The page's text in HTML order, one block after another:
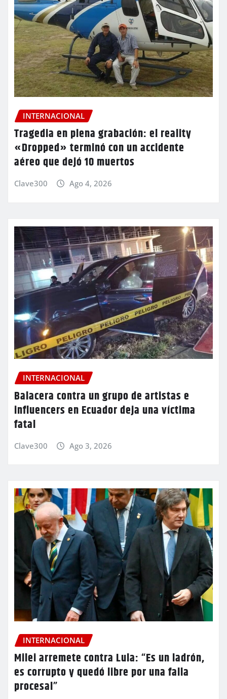
INTERNACIONAL
Tragedia en plena grabación: el reality
«Dropped» terminó con un accidente
aéreo que dejó 10 muertos
Clave300 Ago 4, 2026
INTERNACIONAL
Balacera contra un grupo de artistas e
influencers en Ecuador deja una víctima
fatal
Clave300 Ago 3, 2026
INTERNACIONAL
Milei arremete contra Lula: “Es un ladrón,
es corrupto y quedó libre por una falla
procesal”